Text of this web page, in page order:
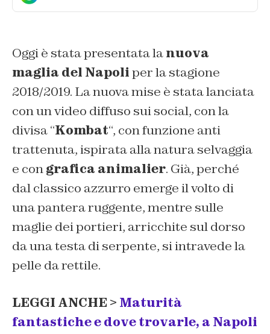
Oggi è stata presentata lanuova
maglia del Napoliper la stagione
2018/2019. La nuova mise è stata lanciata
con un video diffuso sui social, con la
divisa “Kombat“, con funzione anti
trattenuta, ispirata alla natura selvaggia
e congrafica animalier. Già, perché
dal classico azzurro emerge il volto di
una pantera ruggente, mentre sulle
maglie dei portieri, arricchite sul dorso
da una testa di serpente, si intravede la
pelle da rettile.
LEGGI ANCHE > Maturità
fantastiche e dove trovarle, a Napoli